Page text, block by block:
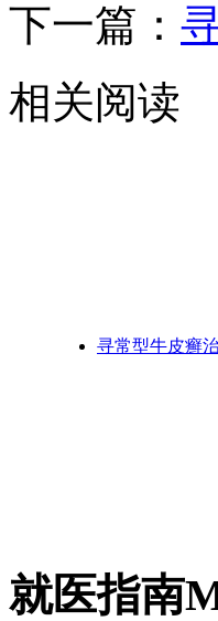
下一篇：
相关阅读
寻常型牛皮癣
就医指南